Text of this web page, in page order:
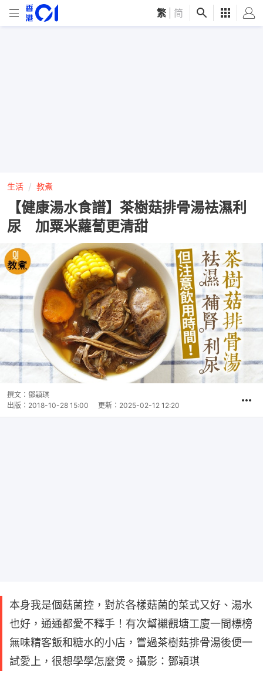
繁 简
生活 教煮
【健康湯水食譜】茶樹菇排骨湯袪濕利
尿 加粟米蘿蔔更清甜
撰文： 鄧穎琪
出版： 2018-10-28 15:00 更新： 2025-02-12 12:20
本身我是個菇菌控，對於各樣菇菌的菜式又好、湯水
也好，通通都愛不釋手！有次幫襯觀塘工廈一間標榜
無味精客飯和糖水的小店，嘗過茶樹菇排骨湯後便一
試愛上，很想學學怎麼煲。攝影：鄧穎琪